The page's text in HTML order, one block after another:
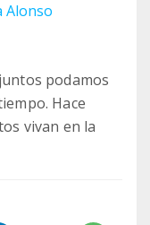
Alonso
podamos
Hace
vivan en la